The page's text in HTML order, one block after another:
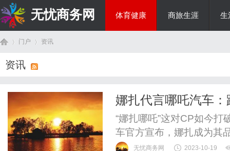
无忧商务网 体育健康 商旅生涯 生
门户 资讯
资讯
娜扎代言哪吒汽车
“娜扎哪吒”这对CP如今
车官方宣布，娜扎成为其
人】娜扎是一位国民知名
无忧商务网 2023-10-19